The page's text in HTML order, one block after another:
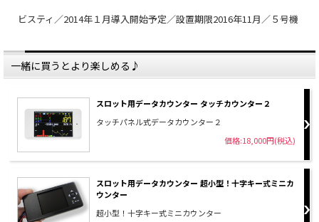
ビスティ／2014年１月導入開始予定／設置期限2016年11月／５号機
一緒に買うとより楽しめる♪
スロット用データカウンター タッチカウンター２
タッチパネル式データカウンター２
価格:18,000円(税込)
スロット用データカウンター 超小型！十字キー式ミニカ
ウンター
超小型！十字キー式ミニカウンター